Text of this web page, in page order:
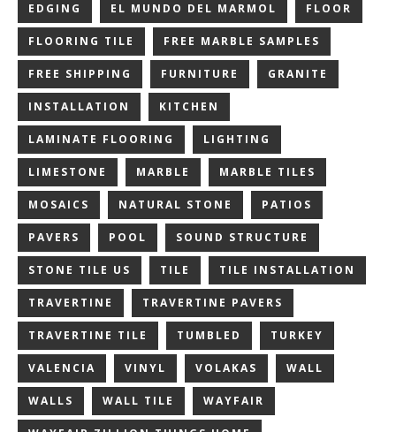
EDGING EL MUNDO DEL MARMOL FLOOR
FLOORING TILE FREE MARBLE SAMPLES
FREE SHIPPING FURNITURE GRANITE
INSTALLATION KITCHEN
LAMINATE FLOORING LIGHTING
LIMESTONE MARBLE MARBLE TILES
MOSAICS NATURAL STONE PATIOS
PAVERS POOL SOUND STRUCTURE
STONE TILE US TILE TILE INSTALLATION
TRAVERTINE TRAVERTINE PAVERS
TRAVERTINE TILE TUMBLED TURKEY
VALENCIA VINYL VOLAKAS WALL
WALLS WALL TILE WAYFAIR